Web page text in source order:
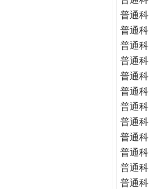
普通科
普通科
普通科
普通科
普通科
普通科
普通科
普通科
普通科
普通科
普通科
普通科